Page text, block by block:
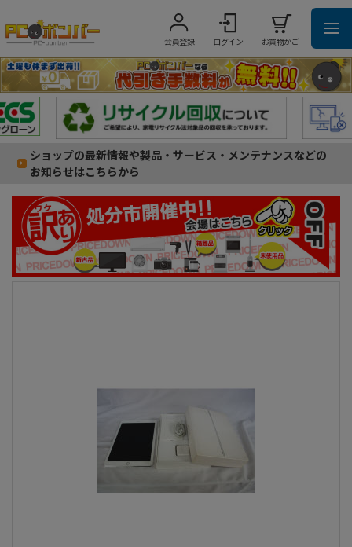
会員登録 ログイン お買物かご
ショップの最新情報や製品・サービス・メンテナンスなどの
お知らせはこちらから